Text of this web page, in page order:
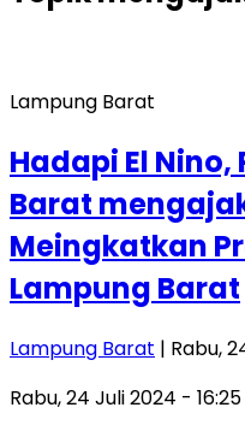
Lampung Barat
Hadapi El
Barat
Meingkatkan
Lampung Barat
Lampung Barat | Rabu,
Rabu, 24 Juli 2024 - 16:25